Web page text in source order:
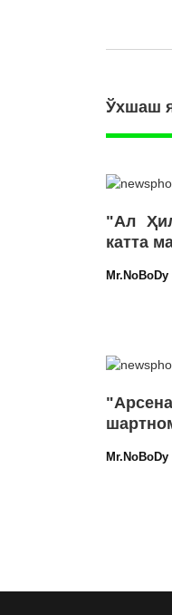
Ўхшаш
"Ал
катта
Mr.NoBoDy
Mr.NoBoDy